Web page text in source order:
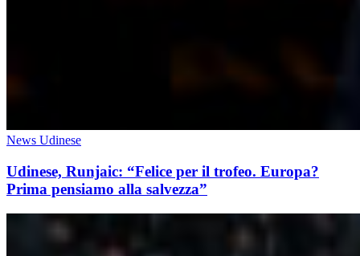
News Udinese
Udinese, Runjaic: “Felice per il trofeo. Europa?
Prima pensiamo alla salvezza”